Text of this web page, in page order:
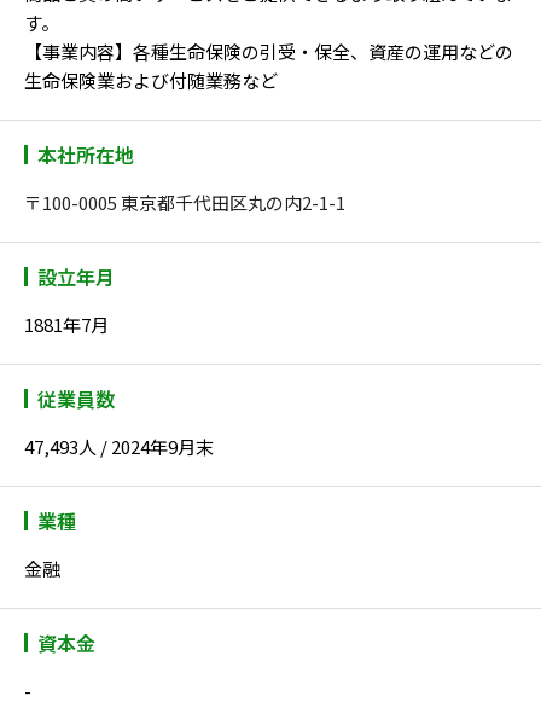
す。
【事業内容】各種生命保険の引受・保全、資産の運用などの
生命保険業および付随業務など
本社所在地
〒100-0005 東京都千代田区丸の内2-1-1
設立年月
1881年7月
従業員数
47,493人 / 2024年9月末
業種
金融
資本金
-